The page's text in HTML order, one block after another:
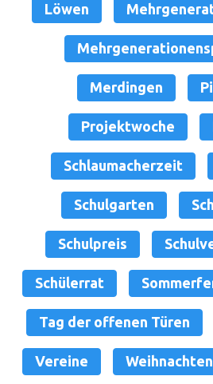
Löwen
Merdingen
Projektwoche
Schlaumacherzeit
Schulgarten
Schulpreis
Schülerrat
Tag der offenen Türen
Vereine Weihnachten